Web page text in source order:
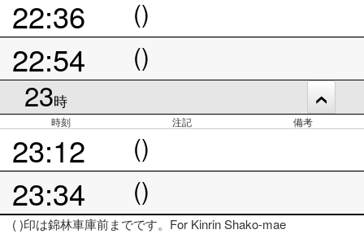
22:36
()
22:54 ()
23時
時刻 注記 備考
23:12 ()
23:34 ()
( )印は錦林車庫前までです。For Kinrin Shako-mae